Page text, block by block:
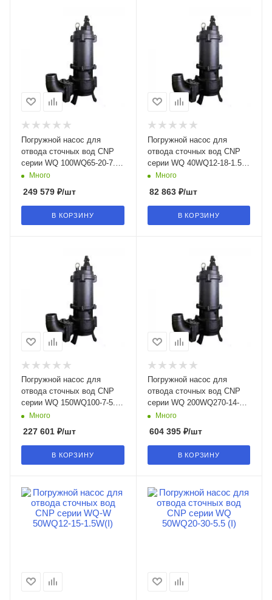
Погружной насос для
отвода сточных вод CNP
серии WQ 100WQ65-20-7.5
(I) в Воронеже
Много
249 579 ₽/шт
В КОРЗИНУ
Погружной насос для
отвода сточных вод CNP
серии WQ 40WQ12-18-1.5
(I) в Воронеже
Много
82 863₽/шт
В КОРЗИНУ
Погружной насос для
отвода сточных вод CNP
серии WQ 150WQ100-7-5.5
(I) в Воронеже
Много
227 601 ₽/шт
В КОРЗИНУ
Погружной насос для
отвода сточных вод CNP
серии WQ 200WQ270-14-15
(I) в Воронеже
Много
604 395₽/шт
В КОРЗИНУ